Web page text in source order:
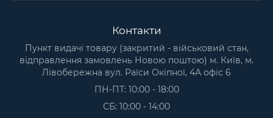
Контакти
Пункт видачі товару (закритий - військовий стан,
відправлення замовлень Новою поштою) м. Київ, м.
Лівобережна вул. Раїси Окіпної, 4А офіс 6
ПН-ПТ: 10:00 - 18:00
СБ: 10:00 - 14:00